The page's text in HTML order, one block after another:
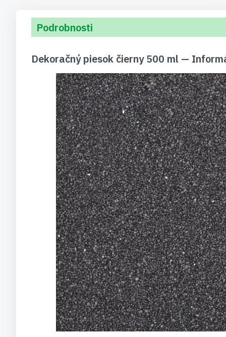
Podrobnosti
Dekoračný piesok čierny 500 ml —